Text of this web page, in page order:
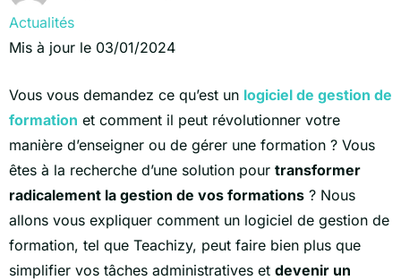
Actualités
Mis à jour le 03/01/2024
Vous vous demandez ce qu’est un logiciel de gestion de
formation et comment il peut révolutionner votre
manière d’enseigner ou de gérer une formation ? Vous
êtes à la recherche d’une solution pour transformer
radicalement la gestion de vos formations ? Nous
allons vous expliquer comment un logiciel de gestion de
formation, tel que Teachizy, peut faire bien plus que
simplifier vos tâches administratives et devenir un